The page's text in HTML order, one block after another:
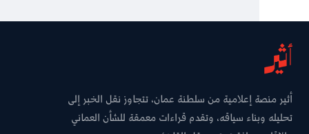
أثير منصة إعلامية من سلطنة عمان، تتجاوز نقل الخبر إلى
تحليله وبناء سياقه، وتقدم قراءات معمقة للشأن العماني